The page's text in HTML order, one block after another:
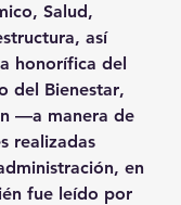
Salud,
, así
honorífica del
del Bienestar,
—a manera de
realizadas
, en
fue leído por